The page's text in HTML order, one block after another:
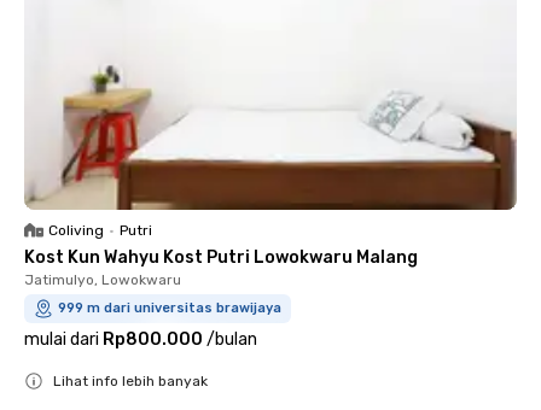
Coliving • Putri
Kost Kun Wahyu Kost Putri Lowokwaru Malang
Jatimulyo, Lowokwaru
999 m dari universitas brawijaya
mulai dari Rp800.000 /bulan
Lihat info lebih banyak